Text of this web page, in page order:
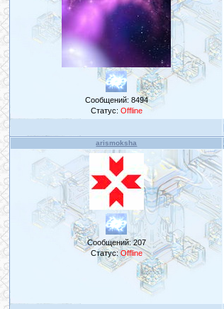
Сообщений: 8494
Статус: Offline
arismoksha
Сообщений:207
Статус:Offline